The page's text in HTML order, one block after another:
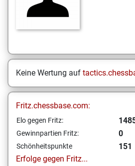
Keine Wertung auf
Fritz.chessbase.com:
Elo gegen Fritz:
Gewinnpartien Fritz: 0
Schönheitspunkte
151
Erfolge gegen Fritz...